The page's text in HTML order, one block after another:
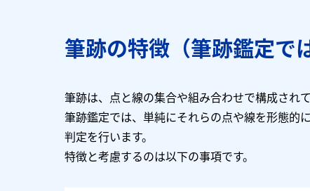
筆跡の特徴（筆跡鑑定で
筆跡は、点と線の集合や組み合わせで構成されて
筆跡鑑定では、単純にそれらの点や線を形態的
判定を行います。
特徴と考慮するのは以下の事項です。